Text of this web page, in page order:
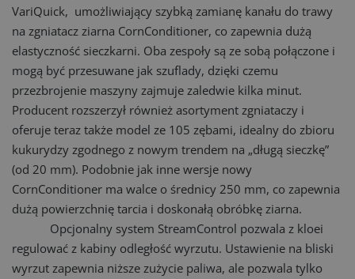
VariQuick, umożliwiający szybką zamianę kanału do trawy
na zgniatacz ziarna CornConditioner, co zapewnia dużą
elastyczność sieczkarni. Oba zespoły są ze sobą połączone i
mogą być przesuwane jak szuflady, dzięki czemu
przezbrojenie maszyny zajmuje zaledwie kilka minut.
Producent rozszerzył również asortyment zgniataczy i
oferuje teraz także model ze 105 zębami, idealny do zbioru
kukurydzy zgodnego z nowym trendem na „długą sieczkę”
(od 20 mm). Podobnie jak inne wersje nowy
CornConditioner ma walce o średnicy 250 mm, co zapewnia
dużą powierzchnię tarcia i doskonałą obróbkę ziarna.
Opcjonalny system StreamControl pozwala z kloei
regulować z kabiny odległość wyrzutu. Ustawienie na bliski
wyrzut zapewnia niższe zużycie paliwa, ale pozwala tylko